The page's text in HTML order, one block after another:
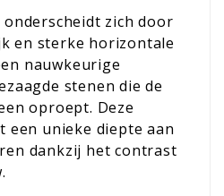
onderscheidt zich door
en sterke horizontale
nauwkeurige
stenen die de
oproept. Deze
een unieke diepte aan
dankzij het contrast